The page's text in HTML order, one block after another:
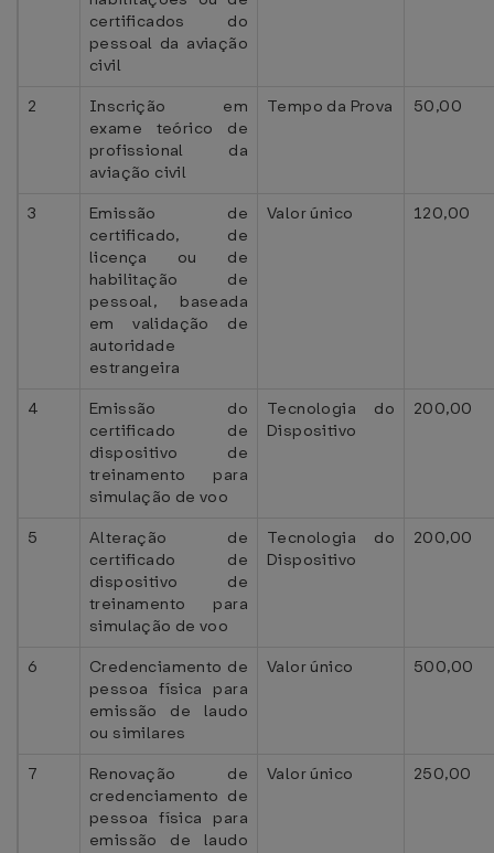
certificados do
pessoal da aviação
civil
2
Inscrição em
exame teórico de
profissional da
aviação civil
Tempo da Prova 50,00
3
Emissão de
certificado, de
licença ou de
habilitação de
pessoal, baseada
em validação de
autoridade
estrangeira
Valor único 120,00
4
Emissão do
certificado de
dispositivo de
treinamento para
simulação de voo
Tecnologia do
Dispositivo
200,00
5
Alteração de
certificado de
dispositivo de
treinamento para
simulação de voo
Tecnologia do
Dispositivo
200,00
6
Credenciamento de
pessoa física para
emissão de laudo
ou similares
Valor único 500,00
7
Renovação de
credenciamento de
pessoa física para
emissão de laudo
Valor único 250,00